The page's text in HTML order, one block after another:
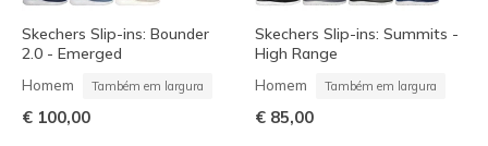
Skechers Slip-ins: Bounder
2.0 - Emerged
Homem Também em largura
€ 100,00
Skechers Slip-ins: Summits -
High Range
Homem Também em largura
€ 85,00